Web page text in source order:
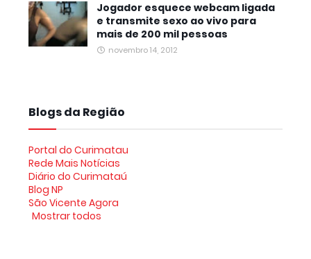
Jogador esquece webcam ligada
e transmite sexo ao vivo para
mais de 200 mil pessoas
novembro 14, 2012
Blogs da Região
Portal do Curimatau
Rede Mais Notícias
Diário do Curimataú
Blog NP
São Vicente Agora
Mostrar todos